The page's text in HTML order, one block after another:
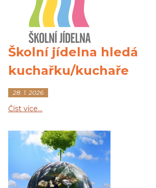
Školní jídelna hledá
kuchařku/kuchaře
28. 1. 2026
Číst více…